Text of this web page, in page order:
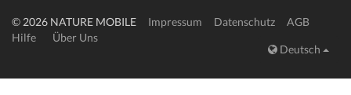
© 2026 NATURE MOBILE Impressum Datenschutz
AGB
Hilfe
Über Uns
Deutsch